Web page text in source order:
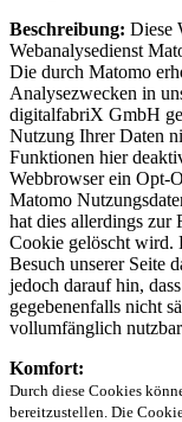
Beschreibung: Diese
Webanalysedienst
Die durch Matomo
Analysezwecken in
digitalfabriX GmbH
Nutzung Ihrer Daten
Funktionen hier
Webbrowser ein Opt-
Matomo
hat dies allerdings zur
Cookie gelöscht wird.
Besuch unserer Seite
jedoch darauf hin,
gegebenenfalls nicht
vollumfänglich
Komfort:
Durch diese Cookies
bereitzustellen. Die